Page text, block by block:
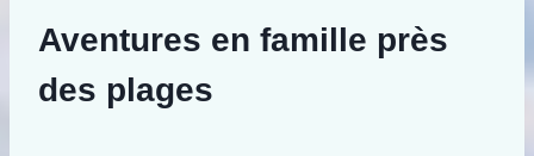
Aventures en famille près
des plages